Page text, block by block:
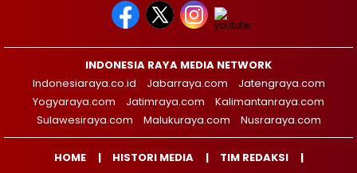
INDONESIA RAYA MEDIA NETWORK
Indonesiaraya.co.id
Jabarraya.com
Jatengraya.com
Yogyaraya.com
Jatimraya.com
Kalimantanraya.com
Sulawesiraya.com
Malukuraya.com Nusraraya.com
HOME HISTORI MEDIA
TIM REDAKSI